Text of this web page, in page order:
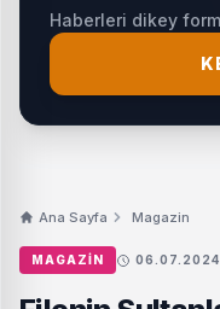
Haberleri dikey
Ana Sayfa Magazin
MAGAZIN